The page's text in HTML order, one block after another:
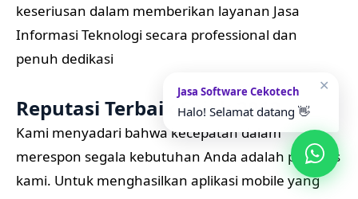
keseriusan dalam memberikan layanan Jasa
Informasi Teknologi secara professional dan
penuh dedikasi
Reputasi Terbaik Sejak 2012
Kami menyadari bahwa kecepatan dalam
merespon segala kebutuhan Anda adalah prioritas
kami. Untuk menghasilkan aplikasi mobile yang
✕
Jasa Software Cekotech
Halo! Selamat datang 👋